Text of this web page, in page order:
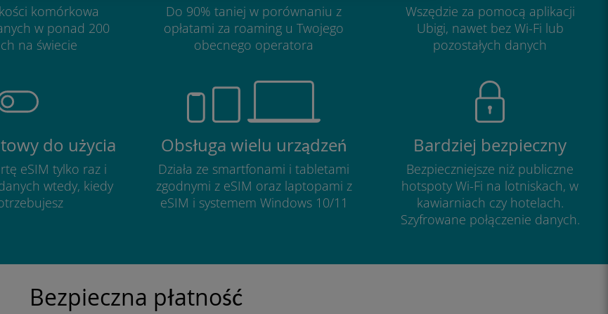
komórkowa
w ponad 200
na świecie
Do 90% taniej w porównaniu z
opłatami za roaming u Twojego
obecnego operatora
Wszędzie za pomocą aplikacji
Ubigi, nawet bez Wi-Fi lub
pozostałych danych
do użycia
eSIM tylko raz i
wtedy, kiedy
Obsługa wielu urządzeń
Działa ze smartfonami i tabletami
zgodnymi z eSIM oraz laptopami z
eSIM i systemem Windows 10/11
Bardziej bezpieczny
Bezpieczniejsze niż publiczne
hotspoty Wi-Fi na lotniskach, w
kawiarniach czy hotelach.
Szyfrowane połączenie danych.
Bezpieczna płatność